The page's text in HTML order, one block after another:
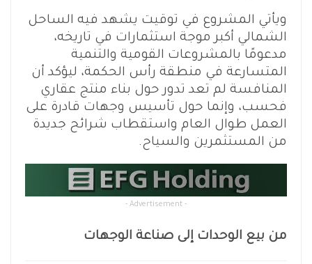
ويأتي المشروع في توقيت يشهد فيه الساحل
الشمالي أكبر موجة استثمارات في تاريخه،
مدعومًا بالمشروعات القومية والتنمية
المتسارعة في منطقة رأس الحكمة، ليؤكد أن
المنافسة لم تعد تدور حول بناء منتج عقاري
فحسب، وإنما حول تأسيس وجهات قادرة على
العمل طوال العام واستقطاب شرائح جديدة
من المستثمرين والسياح.
- Advertisement -
من بيع الوحدات إلى صناعة الوجهات